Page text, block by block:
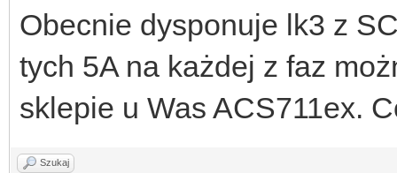
Obecnie dysponuje lk3 z
tych 5A na każdej z faz
sklepie u Was ACS711ex.
Szukaj